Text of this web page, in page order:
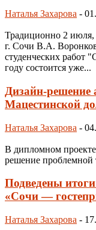
Наталья Захарова -
Традиционно 2 июля,
г. Сочи В.А.
студенческих работ
году состоится уже...
Дизайн-решение
Мацестинской
Наталья Захарова -
В дипломном
решение проблемной
Подведены
«Сочи —
Наталья Захарова -